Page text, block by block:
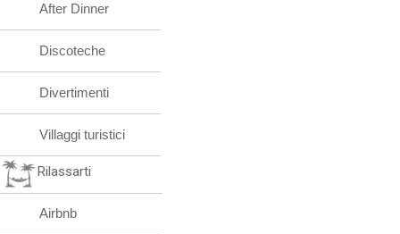
After Dinner
Discoteche
Divertimenti
Villaggi turistici
Rilassarti
Airbnb